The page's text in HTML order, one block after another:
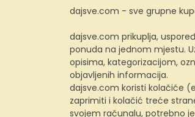
dajsve.com - sve grupne
dajsve.com prikuplja,
ponuda na jednom mjestu.
opisima, kategorizacijom,
objavljenih informacija.
dajsve.com koristi kolačiće
zaprimiti i kolačić treće
svojem računalu, potrebno